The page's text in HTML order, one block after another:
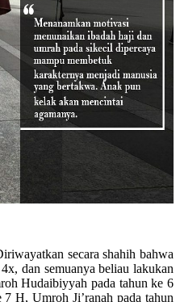
secara shahih bahwa
dan semuanya beliau lakukan
Hudaibiyyah pada tahun ke 6
H, Umroh Ji’ranah pada tahun